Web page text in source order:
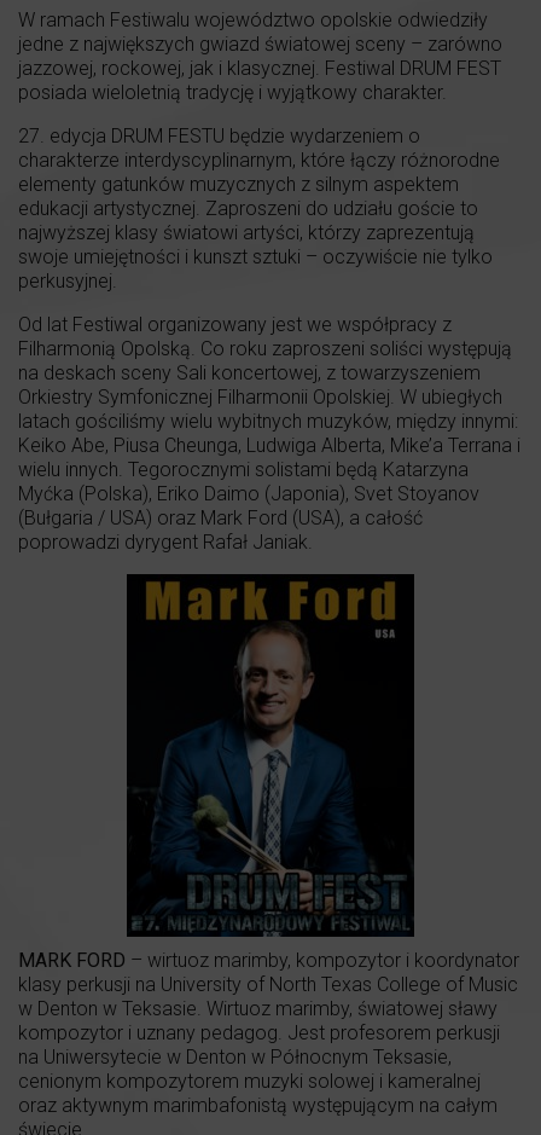
W ramach Festiwalu województwo opolskie odwiedziły
jedne z największych gwiazd światowej sceny – zarówno
jazzowej, rockowej, jak i klasycznej. Festiwal DRUM FEST
posiada wieloletnią tradycję i wyjątkowy charakter.
27. edycja DRUM FESTU będzie wydarzeniem o
charakterze interdyscyplinarnym, które łączy różnorodne
elementy gatunków muzycznych z silnym aspektem
edukacji artystycznej. Zaproszeni do udziału goście to
najwyższej klasy światowi artyści, którzy zaprezentują
swoje umiejętności i kunszt sztuki – oczywiście nie tylko
perkusyjnej.
Od lat Festiwal organizowany jest we współpracy z
Filharmonią Opolską. Co roku zaproszeni soliści występują
na deskach sceny Sali koncertowej, z towarzyszeniem
Orkiestry Symfonicznej Filharmonii Opolskiej. W ubiegłych
latach gościliśmy wielu wybitnych muzyków, między innymi:
Keiko Abe, Piusa Cheunga, Ludwiga Alberta, Mike’a Terrana i
wielu innych. Tegorocznymi solistami będą Katarzyna
Myćka (Polska), Eriko Daimo (Japonia), Svet Stoyanov
(Bułgaria / USA) oraz Mark Ford (USA), a całość
poprowadzi dyrygent Rafał Janiak.
MARK FORD – wirtuoz marimby, kompozytor i koordynator
klasy perkusji na University of North Texas College of Music
w Denton w Teksasie. Wirtuoz marimby, światowej sławy
kompozytor i uznany pedagog. Jest profesorem perkusji
na Uniwersytecie w Denton w Północnym Teksasie,
cenionym kompozytorem muzyki solowej i kameralnej
oraz aktywnym marimbafonistą występującym na całym
świecie.